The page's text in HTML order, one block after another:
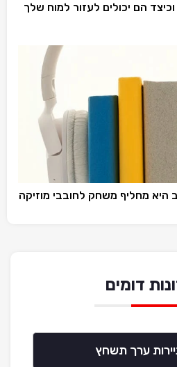
הם יכולים לעזור למוח שלך
היא מחליף משחק לחובבי מוזיקה
דומים
ערך תשחץ